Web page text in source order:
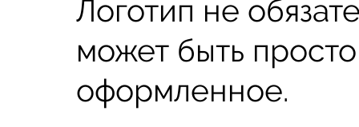
Логотип не
может быть
оформленное.